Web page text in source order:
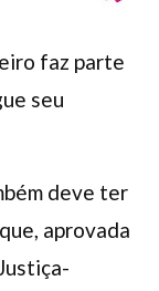
faz parte
seu
deve ter
aprovada